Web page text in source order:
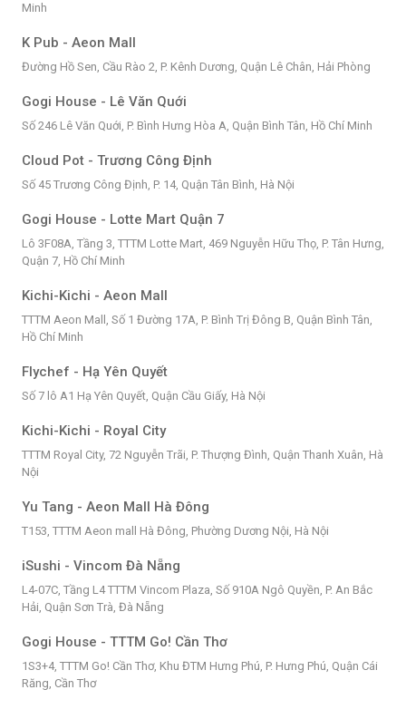
Minh
K Pub - Aeon Mall
Đường Hồ Sen, Cầu Rào 2, P. Kênh Dương, Quận Lê Chân, Hải Phòng
Gogi House - Lê Văn Quới
Số 246 Lê Văn Quới, P. Bình Hưng Hòa A, Quận Bình Tân, Hồ Chí Minh
Cloud Pot - Trương Công Định
Số 45 Trương Công Định, P. 14, Quận Tân Bình, Hà Nội
Gogi House - Lotte Mart Quận 7
Lô 3F08A, Tầng 3, TTTM Lotte Mart, 469 Nguyễn Hữu Thọ, P. Tân Hưng,
Quận 7, Hồ Chí Minh
Kichi-Kichi - Aeon Mall
TTTM Aeon Mall, Số 1 Đường 17A, P. Bình Trị Đông B, Quận Bình Tân,
Hồ Chí Minh
Flychef - Hạ Yên Quyết
Số 7 lô A1 Hạ Yên Quyết, Quận Cầu Giấy, Hà Nội
Kichi-Kichi - Royal City
TTTM Royal City, 72 Nguyễn Trãi, P. Thượng Đình, Quận Thanh Xuân, Hà
Nội
Yu Tang - Aeon Mall Hà Đông
T153, TTTM Aeon mall Hà Đông, Phường Dương Nội, Hà Nội
iSushi - Vincom Đà Nẵng
L4-07C, Tầng L4 TTTM Vincom Plaza, Số 910A Ngô Quyền, P. An Bắc
Hải, Quận Sơn Trà, Đà Nẵng
Gogi House - TTTM Go! Cần Thơ
1S3+4, TTTM Go! Cần Thơ, Khu ĐTM Hưng Phú, P. Hưng Phú, Quận Cái
Răng, Cần Thơ